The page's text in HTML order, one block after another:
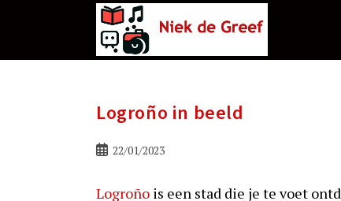
Logroño in beeld
Bericht22/01/2023
Logroño is een stad die je te voet